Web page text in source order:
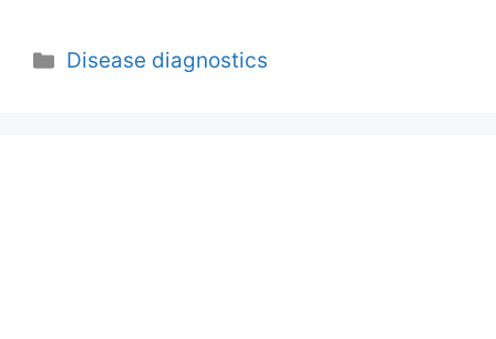
Categories
Disease diagnostics